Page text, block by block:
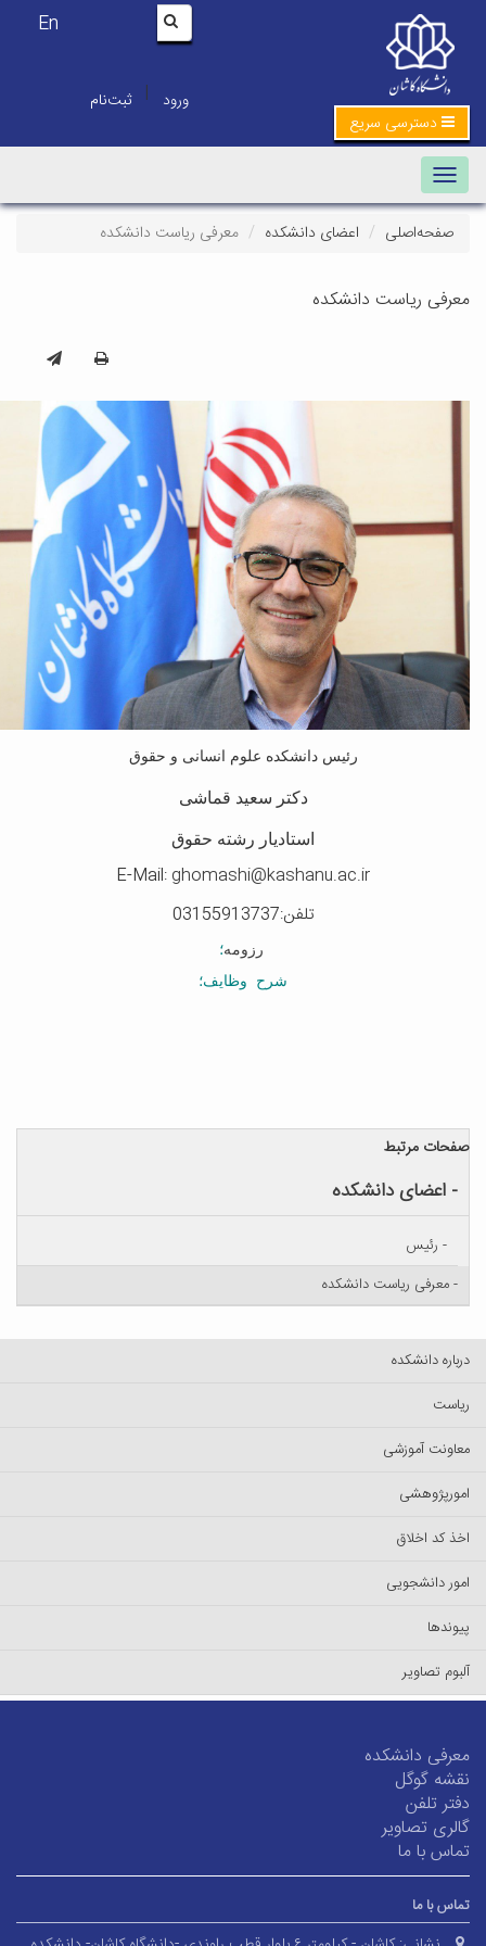
ورود |
ثبت‌نام
دسترسی سریع
Toggle navigation
صفحه‌اصلی اعضای دانشکده معرفی ریاست دانشکده
ریاست دانشکده
رئیس دانشکده علوم انسانی و حقوق
دکتر سعید قماشی
استادیار رشته حقوق
E-Mail:ghomashi@kashanu.ac.ir
تلفن:03155913737
رزومه؛
شرح وظایف؛
مرتبط
- اعضای دانشکده
- رئیس
- معرفی ریاست دانشکده
دانشکده
آموزشی
کد اخلاق
دانشجویی
تصاویر
دانشکده
گوگل
تلفن
تصاویر
با ما
با ما